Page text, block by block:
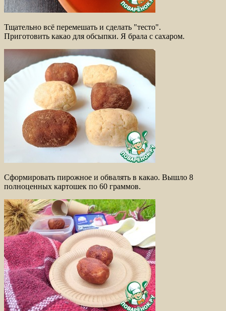
Тщательно всё перемешать и сделать "тесто".
Приготовить какао для обсыпки. Я брала с сахаром.
Сформировать пирожное и обвалять в какао. Вышло 8
полноценных картошек по 60 граммов.